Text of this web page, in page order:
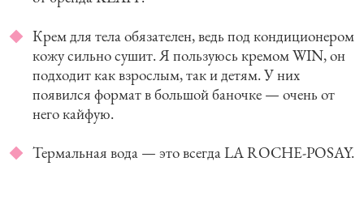
Крем для тела обязателен, ведь под кондиционером
кожу сильно сушит. Я пользуюсь кремом WIN, он
подходит как взрослым, так и детям. У них
появился формат в большой баночке — очень от
него кайфую.
Термальная вода — это всегда LA ROCHE-POSAY.